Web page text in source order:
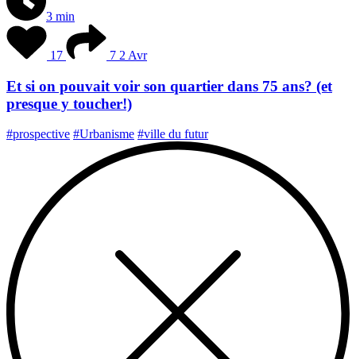
3 min
17 7 2 Avr
Et si on pouvait voir son quartier dans 75 ans? (et
presque y toucher!)
#prospective #Urbanisme #ville du futur